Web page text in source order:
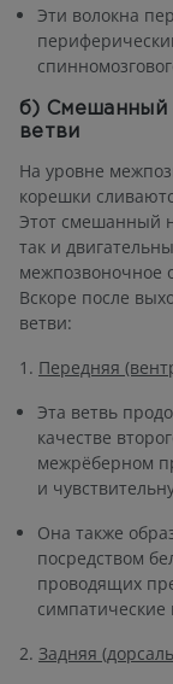
Эти волокна
б) Смешанный
ветви
На уровне
корешки
Этот смешанный
так и
межпозвоночное
Вскоре после
ветви:
1. Передняя
Эта ветвь
качестве
межрёберном
и
Она также
посредством
проводящих
симпатические
2. Задняя